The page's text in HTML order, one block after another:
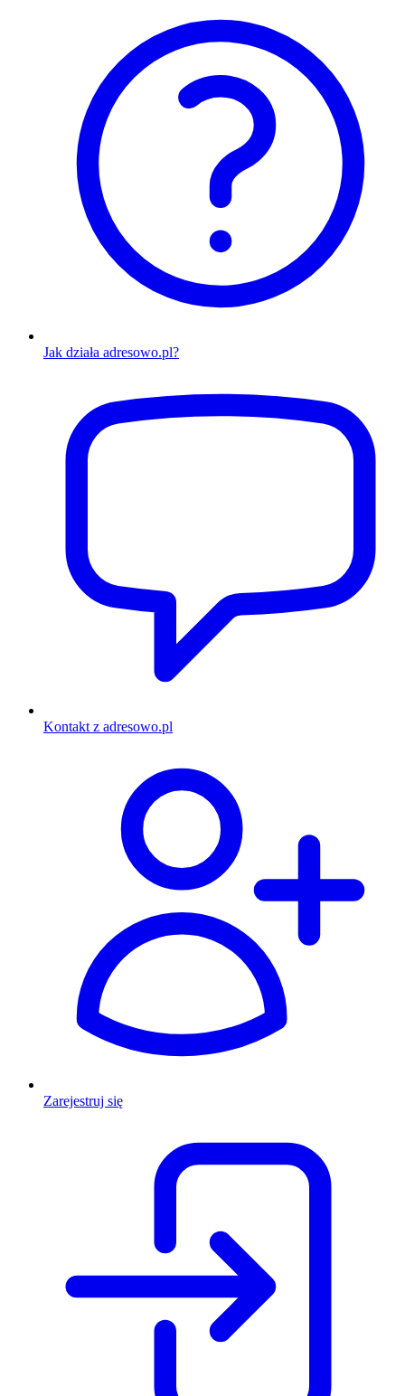
Jak działa adresowo.pl?
Kontakt z adresowo.pl
Zarejestruj się